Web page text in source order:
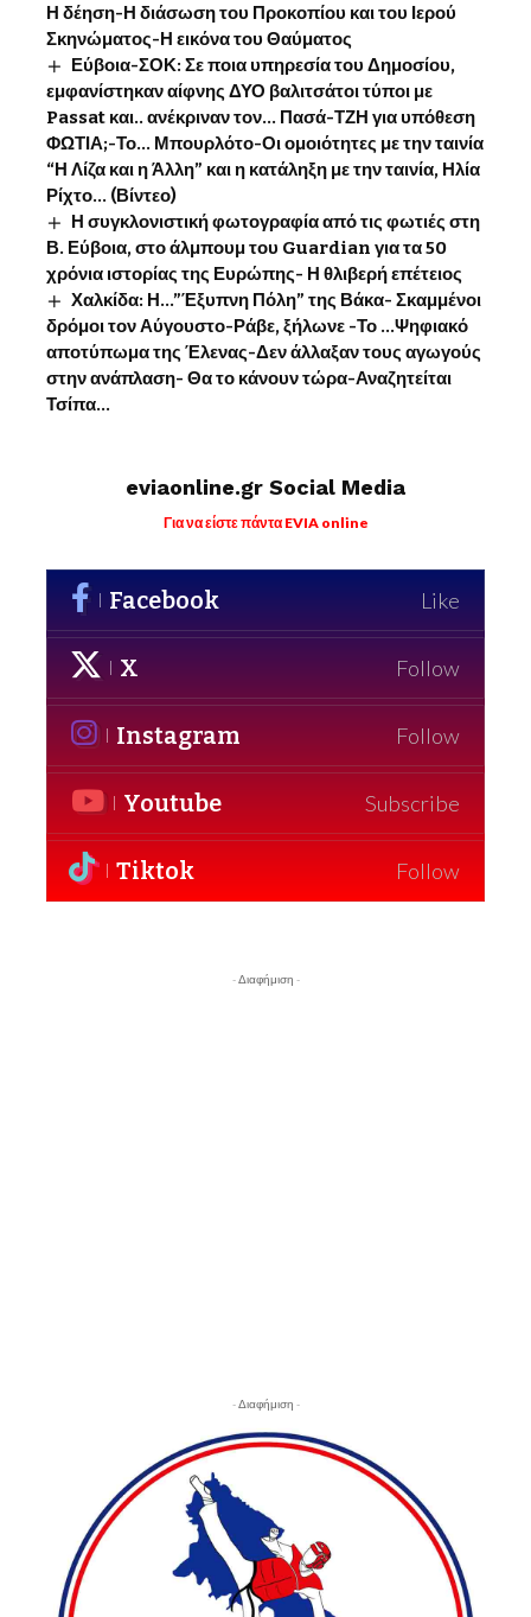
Η δέηση-Η διάσωση του Προκοπίου και του Ιερού
Σκηνώματος-Η εικόνα του Θαύματος
Εύβοια-ΣΟΚ: Σε ποια υπηρεσία του Δημοσίου,
εμφανίστηκαν αίφνης ΔΥΟ βαλιτσάτοι τύποι με
Passat και.. ανέκριναν τον… Πασά-ΤΖΗ για υπόθεση
ΦΩΤΙΑ;-Το… Μπουρλότο-Οι ομοιότητες με την ταινία
“Η Λίζα και η Άλλη” και η κατάληξη με την ταινία, Ηλία
Ρίχτο… (Βίντεο)
Η συγκλονιστική φωτογραφία από τις φωτιές στη
Β. Εύβοια, στο άλμπουμ του Guardian για τα 50
χρόνια ιστορίας της Ευρώπης- Η θλιβερή επέτειος
Χαλκίδα: Η…”Έξυπνη Πόλη” της Βάκα- Σκαμμένοι
δρόμοι τον Αύγουστο-Ράβε, ξήλωνε -Το …Ψηφιακό
αποτύπωμα της Έλενας-Δεν άλλαξαν τους αγωγούς
στην ανάπλαση- Θα το κάνουν τώρα-Αναζητείται
Τσίπα…
eviaonline.gr Social Media
Για να είστε πάντα EVIA online
Facebook Like
X Follow
Instagram Follow
Youtube Subscribe
Tiktok Follow
- Διαφήμιση -
- Διαφήμιση -